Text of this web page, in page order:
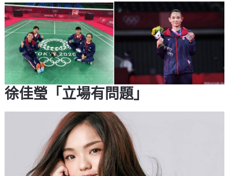
徐佳瑩「立場有問題」